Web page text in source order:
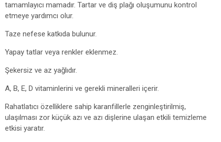
tamamlayıcı mamadır. Tartar ve diş plağı oluşumunu kontrol
etmeye yardımcı olur.
Taze nefese katkıda bulunur.
Yapay tatlar veya renkler eklenmez.
Şekersiz ve az yağlıdır.
A, B, E, D vitaminlerini ve gerekli mineralleri içerir.
Rahatlatıcı özelliklere sahip karanfillerle zenginleştirilmiş,
ulaşılması zor küçük azı ve azı dişlerine ulaşan etkili temizleme
etkisi yaratır.